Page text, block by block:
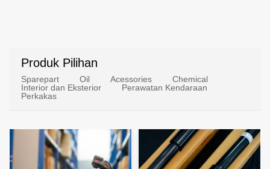
Produk Pilihan
Sparepart Oil Acessories
Chemical
Interior dan Eksterior
Perawatan Kendaraan
Perkakas